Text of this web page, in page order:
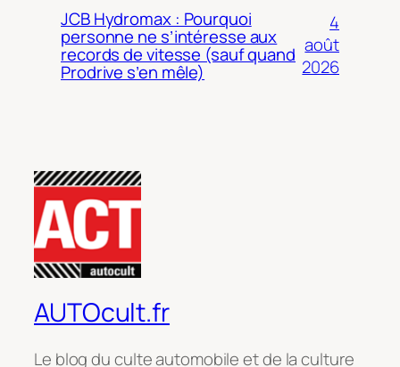
JCB Hydromax : Pourquoi
personne ne s’intéresse aux
records de vitesse (sauf quand
Prodrive s’en mêle)
4
août
2026
AUTOcult.fr
Le blog du culte automobile et de la culture